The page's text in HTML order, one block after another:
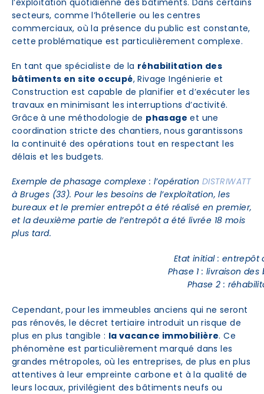
l’exploitation quotidienne des bâtiments. Dans certains
secteurs, comme l’hôtellerie ou les centres
commerciaux, où la présence du public est constante,
cette problématique est particulièrement complexe.
En tant que spécialiste de la réhabilitation des
bâtiments en site occupé, Rivage Ingénierie et
Construction est capable de planifier et d’exécuter les
travaux en minimisant les interruptions d’activité.
Grâce à une méthodologie de phasage et une
coordination stricte des chantiers, nous garantissons
la continuité des opérations tout en respectant les
délais et les budgets.
Exemple de phasage complexe : l’opération DISTRIWATT
à Bruges (33). Pour les besoins de l’exploitation, les
bureaux et le premier entrepôt a été réalisé en premier,
et la deuxième partie de l’entrepôt a été livrée 18 mois
plus tard.
Etat initial : entrepôt
Phase 1 : livraison
Phase 2 :
Cependant, pour les immeubles anciens qui ne seront
pas rénovés, le décret tertiaire introduit un risque de
plus en plus tangible : la vacance immobilière. Ce
phénomène est particulièrement marqué dans les
grandes métropoles, où les entreprises, de plus en plus
attentives à leur empreinte carbone et à la qualité de
leurs locaux, privilégient des bâtiments neufs ou